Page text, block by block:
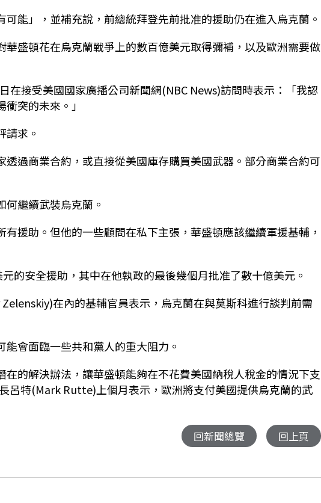
能」，並補充說，前總統拜登先前批准的援助仍在進入烏克蘭。
盛頓花在烏克蘭戰爭上的數百億美元取得彌補，以及歐洲需要做
在接受美國國家廣播公司新聞網(NBC News)訪問時表示：「我認
突的未來。」
請求。
過商業合約，或直接從美國庫存購買美國武器。部分商業合約可
繼續武裝烏克蘭。
援助。但他的一些顧問在私下主張，華盛頓應該繼續軍援基輔，
的安全援助，其中在他執政的最後幾個月批准了數十億美元。
在內的基輔官員表示，烏克蘭在與莫斯科進行談判前需
會面臨一些共和黨人的重大阻力。
的解決辦法，讓華盛頓能夠在不花費美國納稅人稅金的情況下支
呂特(Mark Rutte)上個月表示，歐洲將支付美國提供烏克蘭的武
回新聞總覽 回上頁